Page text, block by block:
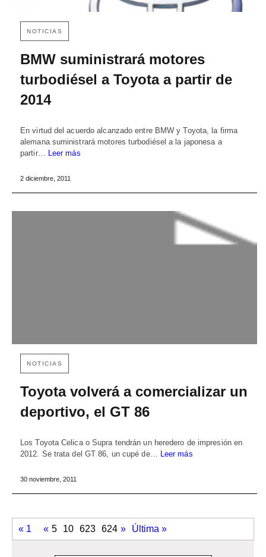
NOTICIAS
BMW suministrará motores
turbodiésel a Toyota a partir de
2014
En virtud del acuerdo alcanzado entre BMW y Toyota, la firma
alemana suministrará motores turbodiésel a la japonesa a
partir… Leer más
2 diciembre, 2011
NOTICIAS
Toyota volverá a comercializar un
deportivo, el GT 86
Los Toyota Celica o Supra tendrán un heredero de impresión en
2012. Se trata del GT 86, un cupé de… Leer más
30 noviembre, 2011
« 1 « 5 10 623 624 » Última »